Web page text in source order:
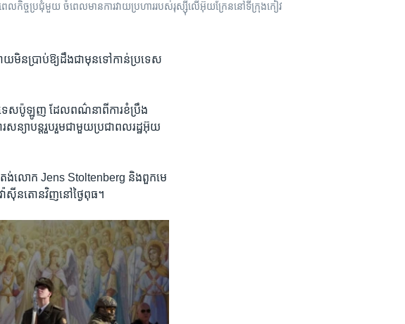
ល​កិច្ចប្រជុំ​មួយ ចំពេល​មាន​ការវាយប្រហារ​របស់​រុស្ស៊ី​លើ​អ៊ុយក្រែន​នៅ​ទីក្រុងកៀវ
យ​មិន​ប្រាប់​ឱ្យ​ដឹង​ជា​មុន​ទៅ​កាន់​ប្រទេស​
ៃ​ប្រទេស​ប៉ូឡូញ​ ដែល​ពណ៌នា​ពី​ការខំប្រឹង
សន្យា​បន្ត​រួបរួម​ជាមួយ​ប្រជាពលរដ្ឋ​អ៊ុយ
តង់​លោក ​Jens Stoltenberg និង​ពួក​មេ
ស៊ីនតោន​វិញនៅ​ថ្ងៃ​ពុធ។